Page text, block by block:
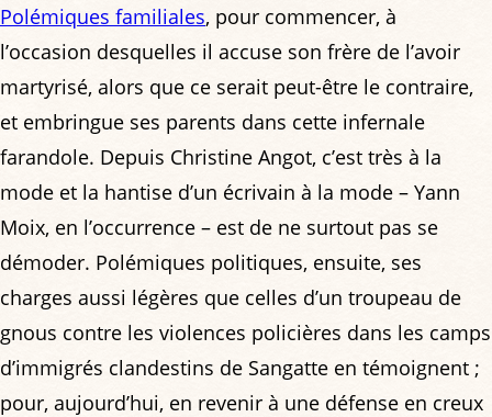
Polémiques familiales, pour commencer, à
l’occasion desquelles il accuse son frère de l’avoir
martyrisé, alors que ce serait peut-être le contraire,
et embringue ses parents dans cette infernale
farandole. Depuis Christine Angot, c’est très à la
mode et la hantise d’un écrivain à la mode – Yann
Moix, en l’occurrence – est de ne surtout pas se
démoder. Polémiques politiques, ensuite, ses
charges aussi légères que celles d’un troupeau de
gnous contre les violences policières dans les camps
d’immigrés clandestins de Sangatte en témoignent ;
pour, aujourd’hui, en revenir à une défense en creux